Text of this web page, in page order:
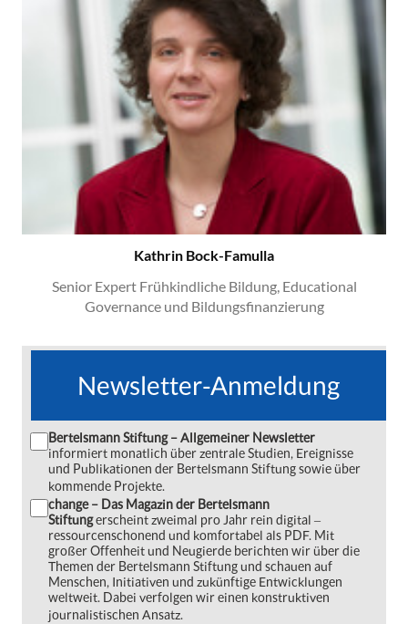
Kathrin Bock-Famulla
Senior Expert Frühkindliche Bildung, Educational
Governance und Bildungsfinanzierung
Newsletter-Anmeldung
Bertelsmann Stiftung – Allgemeiner Newsletter
informiert monatlich über zentrale Studien, Ereignisse
und Publikationen der Bertelsmann Stiftung sowie über
kommende Projekte.
change – Das Magazin der Bertelsmann
Stiftungerscheint zweimal pro Jahr rein digital ‒
ressourcenschonend und komfortabel als PDF. Mit
großer Offenheit und Neugierde berichten wir über die
Themen der Bertelsmann Stiftung und schauen auf
Menschen, Initiativen und zukünftige Entwicklungen
weltweit. Dabei verfolgen wir einen konstruktiven
journalistischen Ansatz.